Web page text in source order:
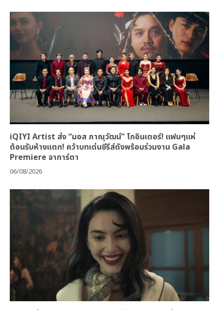
iQIYI Artist ส่ง “มอส ภาณุวัฒน์” โกอินเตอร์! แฟนๆแห่
ต้อนรับห้างแตก! คว้าบทเด่นซีรีส์ดังพร้อมร่วมงาน Gala
Premiere จาการ์ตา
06/08/2026